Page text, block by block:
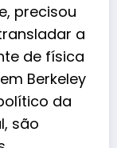
precisou
a
de física
Berkeley
da
são